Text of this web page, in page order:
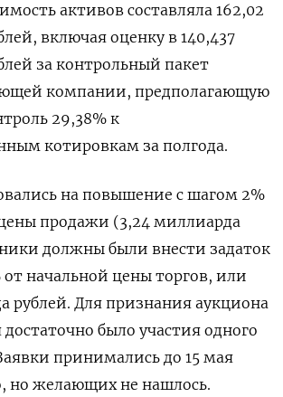
активов составляла 162,02
включая ​оценку в 140,437
за контрольный пакет
компании, ⁠предполагающую
29,38% к
котировкам за ‌полгода.
на повышение с ‌шагом 2%
продажи (3,24 миллиарда
должны были внести задаток
от начальной цены торгов, или
‌рублей. Для признания аукциона
было участия одного
​принимались до 15 мая
но желающих не нашлось.